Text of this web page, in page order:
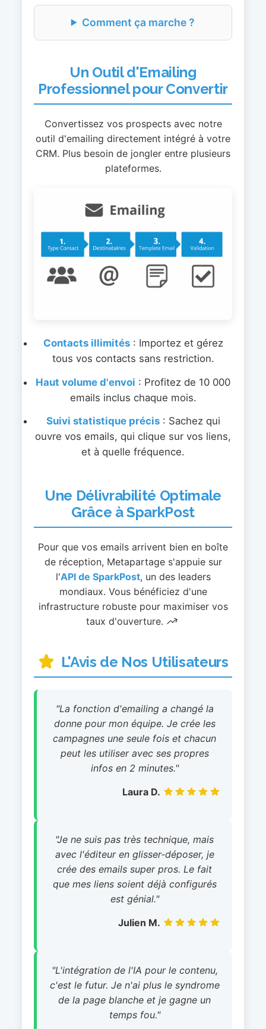
Comment ça marche ?
Un Outil d'Emailing
Professionnel pour Convertir
Convertissez vos prospects avec notre
outil d'emailing directement intégré à votre
CRM. Plus besoin de jongler entre plusieurs
plateformes.
Contacts illimités: Importez et gérez
tous vos contacts sans restriction.
Haut volume d'envoi : Profitez de 10 000
emails inclus chaque mois.
Suivi statistique précis: Sachez qui
ouvre vos emails, qui clique sur vos liens,
et à quelle fréquence.
Une Délivrabilité Optimale
Grâce à SparkPost
Pour que vos emails arrivent bien en boîte
de réception, Metapartage s'appuie sur
l'API de SparkPost, un des leaders
mondiaux. Vous bénéficiez d'une
infrastructure robuste pour maximiser vos
taux d'ouverture.
L'Avis de Nos Utilisateurs
"La fonction d'emailing a changé la
donne pour mon équipe. Je crée les
campagnes une seule fois et chacun
peut les utiliser avec ses propres
infos en 2 minutes."
Laura D.
"Je ne suis pas très technique, mais
avec l'éditeur en glisser-déposer, je
crée des emails super pros. Le fait
que mes liens soient déjà configurés
est génial."
Julien M.
"L'intégration de l'IA pour le contenu,
c'est le futur. Je n'ai plus le syndrome
de la page blanche et je gagne un
temps fou."